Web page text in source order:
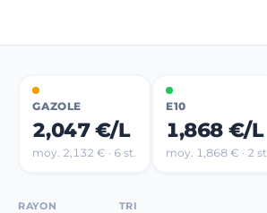
GAZOLE
2,047 €/L
moy. 2,132 € · 6 st.
E10
1,868 €/L
moy. 1,868 € · 2 st.
RAYON TRI